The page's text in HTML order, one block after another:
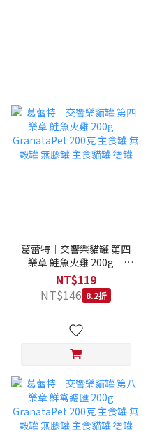
葛蕾特｜交響樂貓罐 第四
樂章 鮭魚火雞 200g｜
GranataPet 200克 主食罐
無穀罐 無膠罐 主食貓罐 德
罐
NT$119
NT$146 8.2折